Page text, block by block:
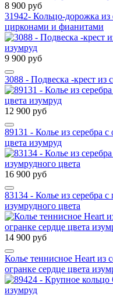
8 900 руб
31942- Кольцо-дорожка
цирконами и фианитами
9 900 руб
3088 - Подвеска -крест из
12 900 руб
89131 - Колье из серебра
цвета изумруд
16 900 руб
83134 - Колье из серебра
изумрудного цвета
14 900 руб
Колье теннисное Heart из
огранке сердце цвета